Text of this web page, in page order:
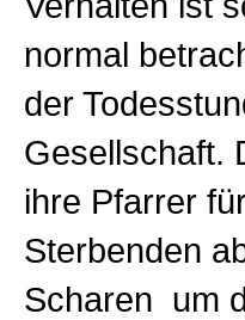
normal
der
Gesellschaft.
ihre Pfarrer
Sterbenden
Scharen um